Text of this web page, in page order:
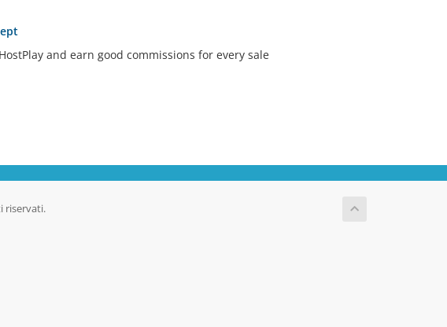
and earn good commissions for every sale
riservati.